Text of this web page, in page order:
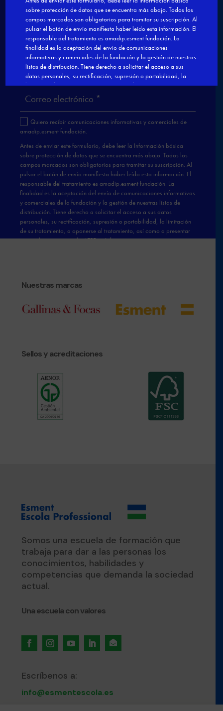
Nuestras marcas
Sellos y acreditaciones
Somos una escuela de formación que
trabaja para dar a las personas los
conocimientos, habilidades y
competencias que demanda la sociedad
actual.
Una escuela con valores

Escríbenos a:
info@esmentescola.es